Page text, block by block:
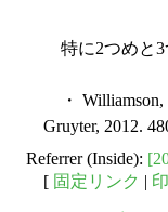
特に2つめと3
・ Williamson,
Gruyter, 2012.
Referrer (Inside):
[ 固定リンク |